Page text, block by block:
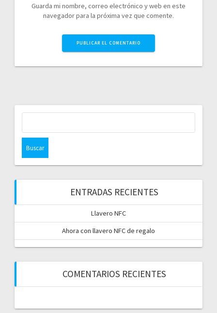
Guarda mi nombre, correo electrónico y web en este
navegador para la próxima vez que comente.
ENTRADAS RECIENTES
Llavero NFC
Ahora con llavero NFC de regalo
COMENTARIOS RECIENTES